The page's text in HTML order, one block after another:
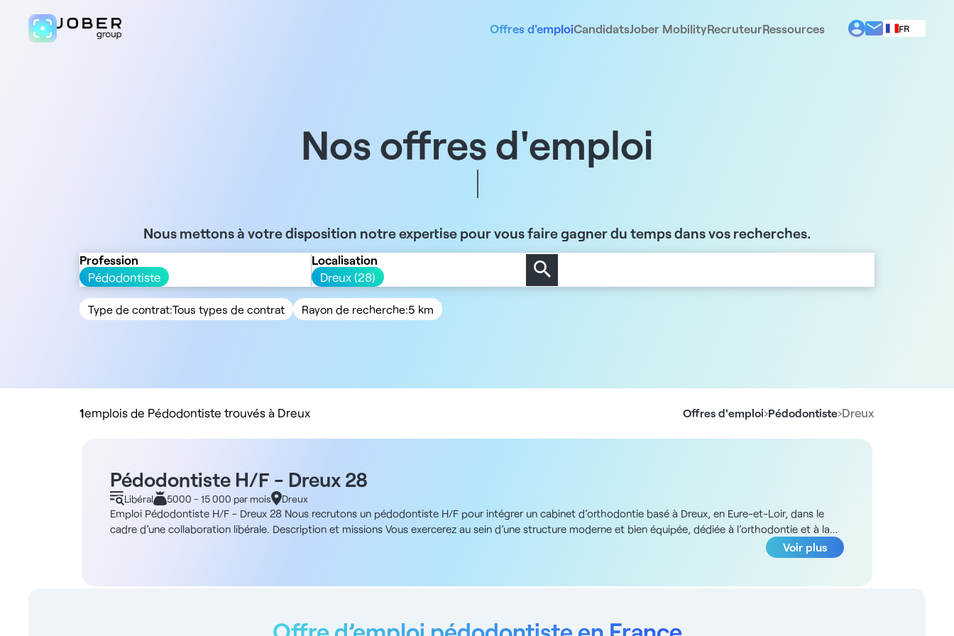
Offres d'emploiCandidatsJober MobilityRecruteurRessources
FR
Nos offres d'emploi
Nous mettons à votre disposition notre expertise pour vous faire gagner du temps dans vos recherches.
Profession
Pédodontiste
Localisation
Dreux (28)
Type de contrat:Tous types de contrat
Rachat de cabinet
Rayon de recherche:5 km
50 km
1emplois de Pédodontiste trouvés à Dreux Offres d'emploi›Pédodontiste›Dreux
Pédodontiste H/F - Dreux 28
Libéral 5000 - 15 000 par mois Dreux
Emploi Pédodontiste H/F - Dreux 28 Nous recrutons un pédodontiste H/F pour intégrer un cabinet d’orthodontie basé à Dreux, en Eure-et-Loir, dans le
cadre d’une collaboration libérale. Description et missions Vous exercerez au sein d’une structure moderne et bien équipée, dédiée à l’orthodontie et à la
pédodontie. Votre mission principale consistera à assurer la prise en charge des jeunes patients. Vous disposerez d’un box fermé entièrement dédié à la
pédodontie, avec un fauteuil et un bloc opératoire à votre disposition. Vos missions incluront : - Soins dentaires spécifiques aux enfants - Prévention et
espace de 165m² au rez-de-chaussée d’un immeuble moderne. Il est équipé de 4 fauteuils dédiés à l’orthodontie et d’un fauteuil spécifiquement dédié à la
Voir plus